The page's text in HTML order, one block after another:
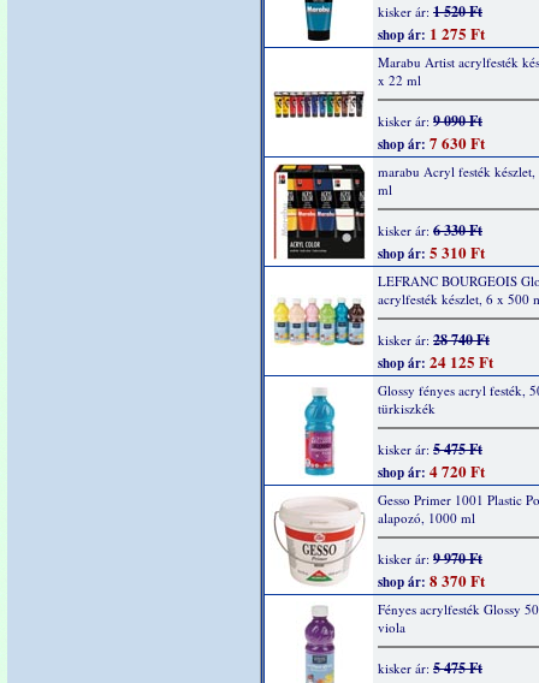
kisker ár: 1 520 Ft
shop ár: 1 275 Ft
Marabu Artist acrylfesték
x 22 ml
kisker ár: 9 090 Ft
shop ár: 7 630 Ft
marabu Acryl festék
ml
kisker ár: 6 330 Ft
shop ár: 5 310 Ft
LEFRANC BOURGEOIS
acrylfesték készlet, 6 x 500
kisker ár: 28 740 Ft
shop ár: 24 125 Ft
Glossy fényes acryl festék,
türkiszkék
kisker ár: 5 475 Ft
shop ár: 4 720 Ft
Gesso Primer 1001 Plastic
alapozó, 1000 ml
kisker ár: 9 970 Ft
shop ár: 8 370 Ft
Fényes acrylfesték Glossy
viola
kisker ár: 5 475 Ft